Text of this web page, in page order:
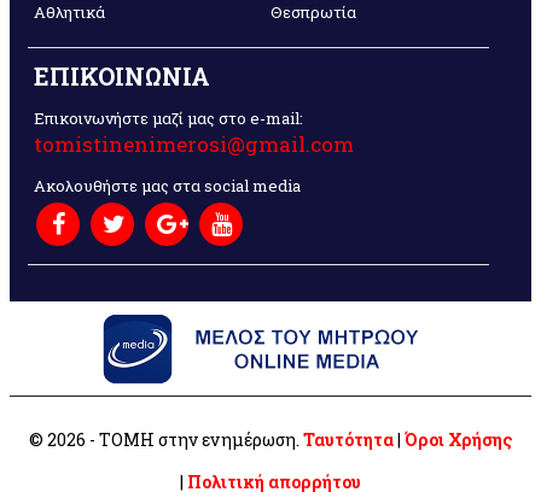
Αθλητικά
Θεσπρωτία
ΕΠΙΚΟΙΝΩΝΙΑ
Επικοινωνήστε μαζί μας στο e-mail:
tomistinenimerosi@gmail.com
Ακολουθήστε μας στα social media
© 2026 - ΤΟΜΗ στην ενημέρωση. Ταυτότητα| Όροι Χρήσης
| Πολιτική απορρήτου